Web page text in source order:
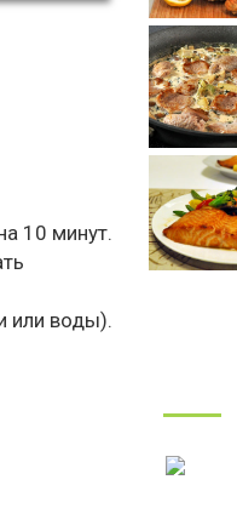
10 минут.
или воды).